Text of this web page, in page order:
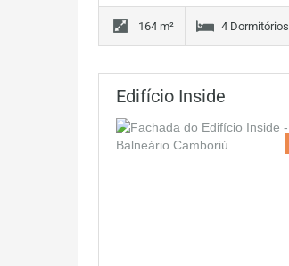
164 m² 4 Dormitórios
Edifício Inside